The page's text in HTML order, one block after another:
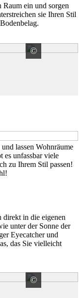
Raum ein und sorgen
sie Ihren Stil
S.p.A.
Casalgrande-Padana
©
lassen Wohnräume
es unfassbar viele
zu Ihrem Stil passen!
in die eigenen
unter der Sonne der
Eyecatcher und
das Sie vielleicht
-Pietre D'Arredo -
Colmef Srl - Marke
© Colmef